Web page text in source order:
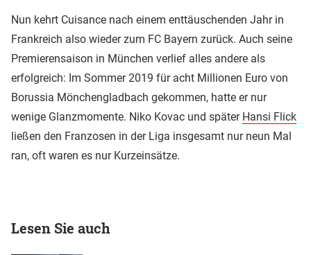
Nun kehrt Cuisance nach einem enttäuschenden Jahr in
Frankreich also wieder zum FC Bayern zurück. Auch seine
Premierensaison in München verlief alles andere als
erfolgreich: Im Sommer 2019 für acht Millionen Euro von
Borussia Mönchengladbach gekommen, hatte er nur
wenige Glanzmomente. Niko Kovac und später Hansi Flick
ließen den Franzosen in der Liga insgesamt nur neun Mal
ran, oft waren es nur Kurzeinsätze.
Lesen Sie auch